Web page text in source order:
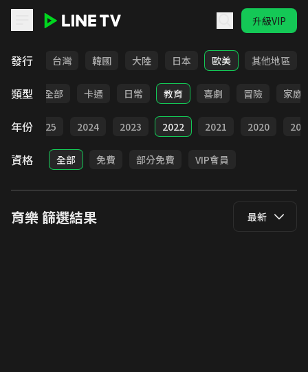
升級VIP
發行
全部 台灣 韓國 大陸 日本 歐美 其他地區
類型 全部 卡通 日常 教育 喜劇 冒險 家庭
年份
部 2025 2024 2023 2022 2021 2020
資格 全部 免費 部分免費 VIP會員
育樂篩選結果 最新